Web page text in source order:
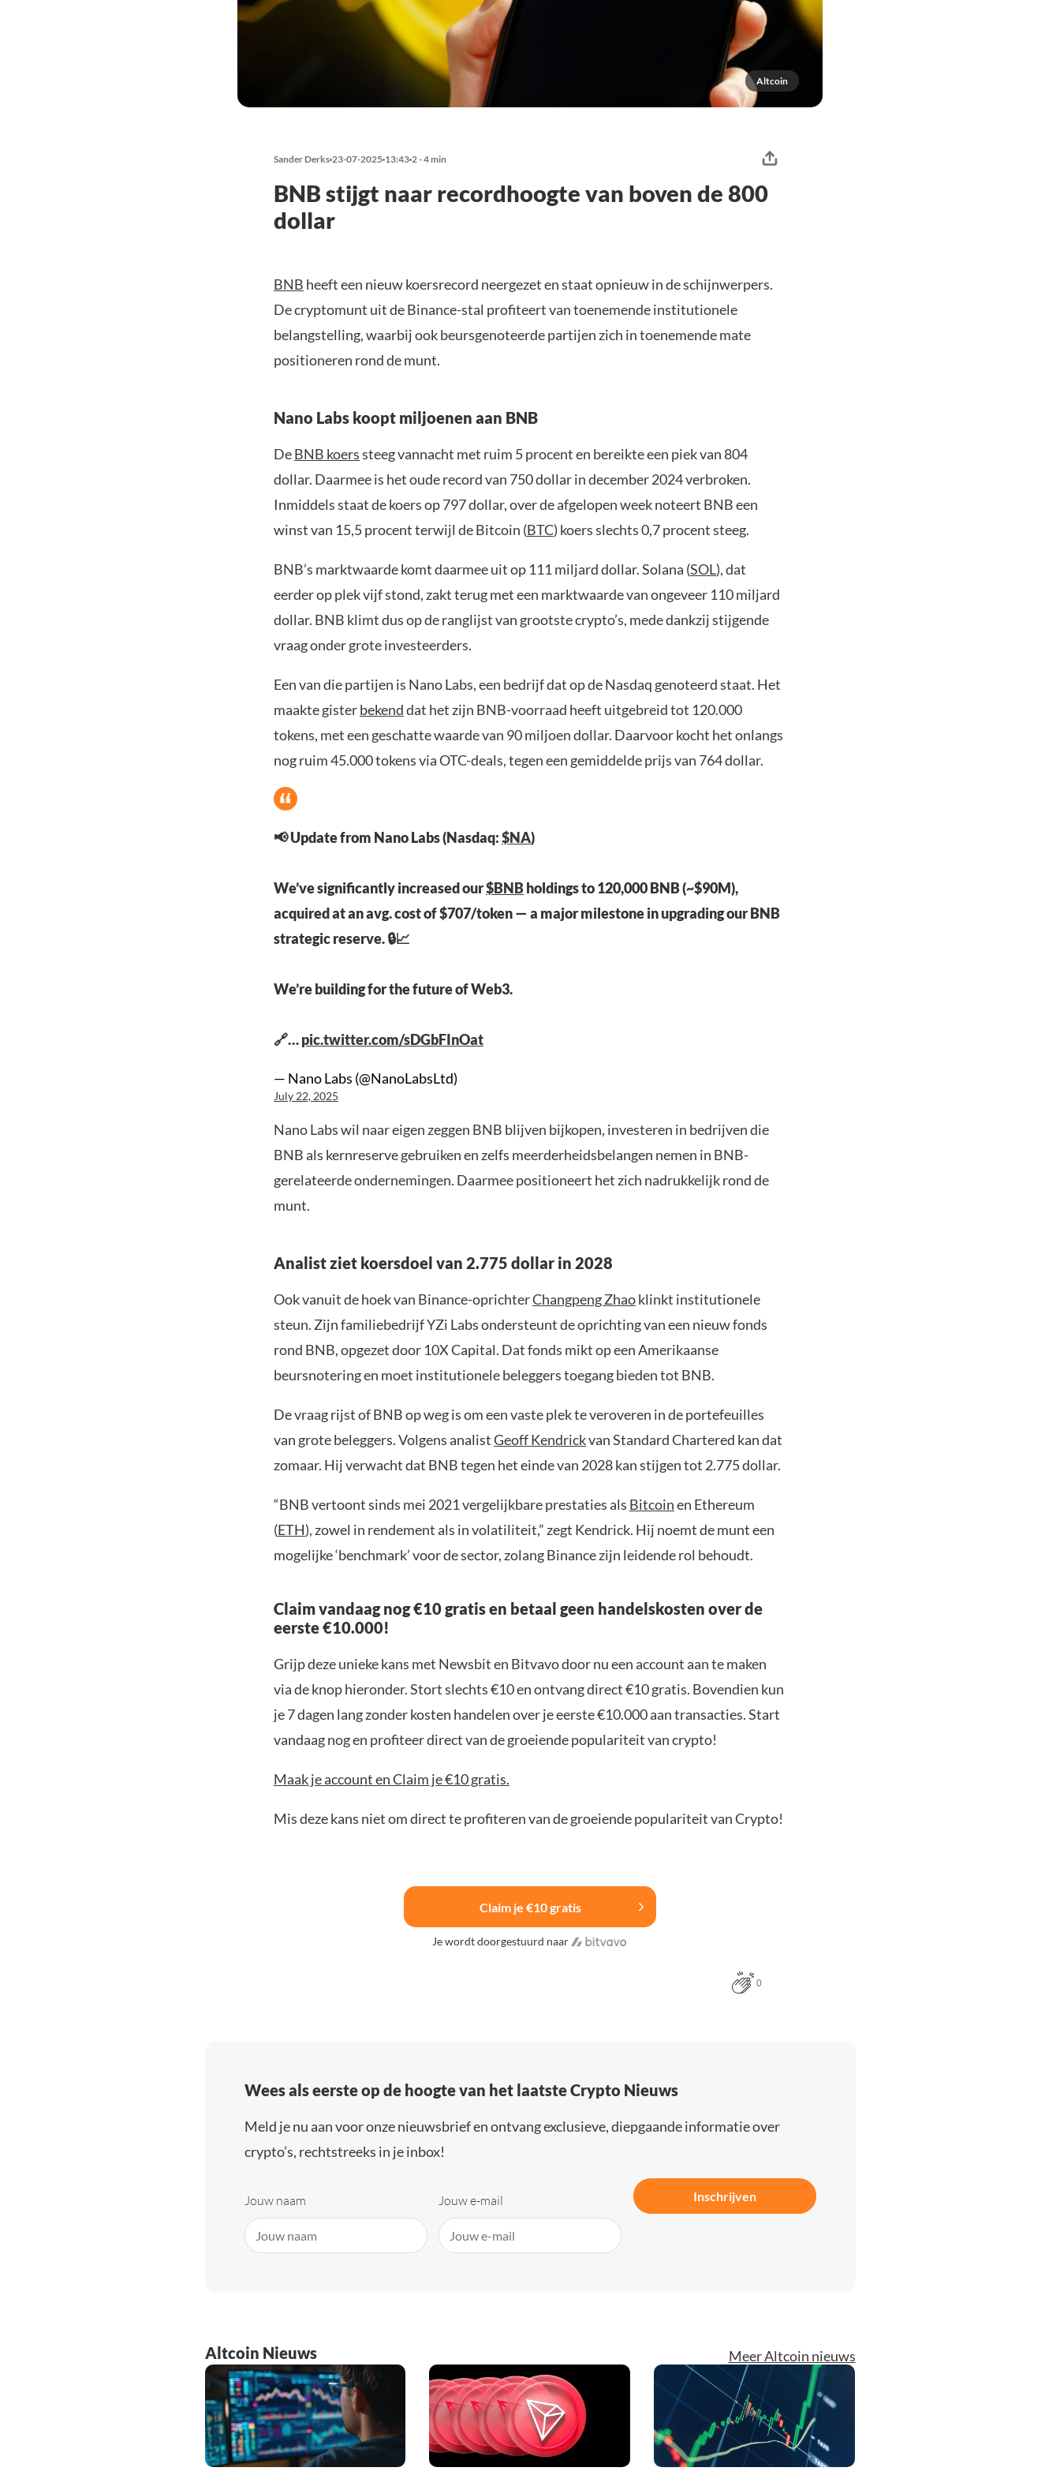
Altcoin
Sander Derks 23-07-2025 13:43 2 - 4 min
BNB stijgt naar recordhoogte van boven de 800
dollar
BNB heeft een nieuw koersrecord neergezet en staat opnieuw in de schijnwerpers.
De cryptomunt uit de Binance-stal profiteert van toenemende institutionele
belangstelling, waarbij ook beursgenoteerde partijen zich in toenemende mate
positioneren rond de munt.
Nano Labs koopt miljoenen aan BNB
DeBNB koerssteeg vannacht met ruim 5 procent en bereikte een piek van 804
dollar. Daarmee is het oude record van 750 dollar in december 2024 verbroken.
Inmiddels staat de koers op 797 dollar, over de afgelopen week noteert BNB een
winst van 15,5 procent terwijl de Bitcoin (BTC) koers slechts 0,7 procent steeg.
BNB’s marktwaarde komt daarmee uit op 111 miljard dollar. Solana (SOL), dat
eerder op plek vijf stond, zakt terug met een marktwaarde van ongeveer 110 miljard
dollar. BNB klimt dus op de ranglijst van grootste crypto’s, mede dankzij stijgende
vraag onder grote investeerders.
Een van die partijen is Nano Labs, een bedrijf dat op de Nasdaq genoteerd staat. Het
maakte gisterbekenddat het zijn BNB-voorraad heeft uitgebreid tot 120.000
tokens, met een geschatte waarde van 90 miljoen dollar. Daarvoor kocht het onlangs
nog ruim 45.000 tokens via OTC-deals, tegen een gemiddelde prijs van 764 dollar.
📢 Update from Nano Labs (Nasdaq:$NA)
We’ve significantly increased our$BNBholdings to 120,000 BNB (~$90M),
acquired at an avg. cost of $707/token — a major milestone in upgrading our BNB
strategic reserve. 🔒📈
We’re building for the future of Web3.
🔗…pic.twitter.com/sDGbFInOat
— Nano Labs (@NanoLabsLtd)
July 22, 2025
Nano Labs wil naar eigen zeggen BNB blijven bijkopen, investeren in bedrijven die
BNB als kernreserve gebruiken en zelfs meerderheidsbelangen nemen in BNB-
gerelateerde ondernemingen. Daarmee positioneert het zich nadrukkelijk rond de
munt.
Analist ziet koersdoel van 2.775 dollar in 2028
Ook vanuit de hoek van Binance-oprichterChangpeng Zhaoklinkt institutionele
steun. Zijn familiebedrijf YZi Labs ondersteunt de oprichting van een nieuw fonds
rond BNB, opgezet door 10X Capital. Dat fonds mikt op een Amerikaanse
beursnotering en moet institutionele beleggers toegang bieden tot BNB.
De vraag rijst of BNB op weg is om een vaste plek te veroveren in de portefeuilles
van grote beleggers. Volgens analistGeoff Kendrickvan Standard Chartered kan dat
zomaar. Hij verwacht dat BNB tegen het einde van 2028 kan stijgen tot 2.775 dollar.
“BNB vertoont sinds mei 2021 vergelijkbare prestaties als Bitcoinen Ethereum
(ETH), zowel in rendement als in volatiliteit,” zegt Kendrick. Hij noemt de munt een
mogelijke ‘benchmark’ voor de sector, zolang Binance zijn leidende rol behoudt.
Claim vandaag nog €10 gratis en betaal geen handelskosten over de
eerste €10.000!
Grijp deze unieke kans met Newsbit en Bitvavo door nu een account aan te maken
via de knop hieronder. Stort slechts €10 en ontvang direct €10 gratis. Bovendien kun
je 7 dagen lang zonder kosten handelen over je eerste €10.000 aan transacties. Start
vandaag nog en profiteer direct van de groeiende populariteit van crypto!
Maak je account en Claim je €10 gratis.
Mis deze kans niet om direct te profiteren van de groeiende populariteit van Crypto!
Claim je €10 gratis
Je wordt doorgestuurd naar
0
Wees als eerste op de hoogte van het laatste Crypto Nieuws
Meld je nu aan voor onze nieuwsbrief en ontvang exclusieve, diepgaande informatie over
crypto’s, rechtstreeks in je inbox!
Jouw naam Jouw e-mail Inschrijven
Altcoin Nieuws Meer Altcoin nieuws